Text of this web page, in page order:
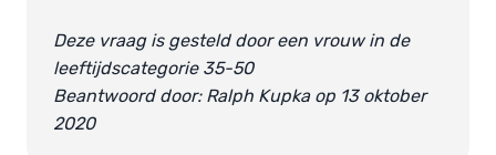
Deze vraag is gesteld door een vrouw in de
leeftijdscategorie 35-50
Beantwoord door: Ralph Kupka op 13 oktober
2020